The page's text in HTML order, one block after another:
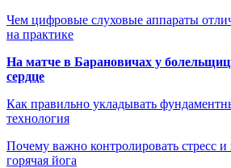
Чем цифровые слуховые аппараты
на практике
На матче в Барановичах у
сердце
Как правильно укладывать
технология
Почему важно контролировать стресс и
горячая йога